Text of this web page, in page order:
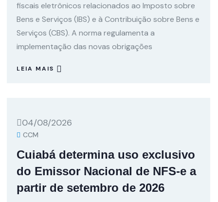
fiscais eletrônicos relacionados ao Imposto sobre
Bens e Serviços (IBS) e à Contribuição sobre Bens e
Serviços (CBS). A norma regulamenta a
implementação das novas obrigações
LEIA MAIS
04/08/2026
CCM
Cuiabá determina uso exclusivo
do Emissor Nacional de NFS-e a
partir de setembro de 2026